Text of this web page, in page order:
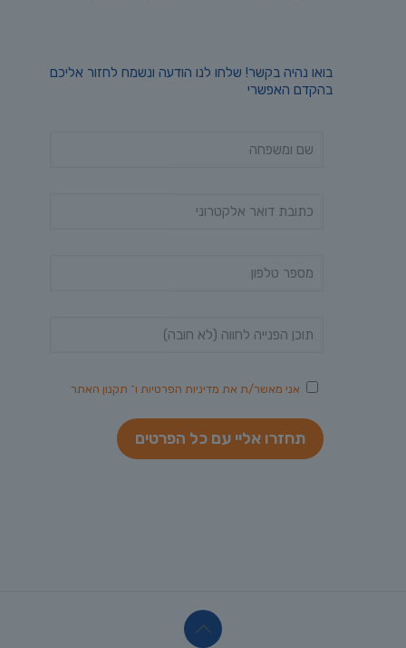
בואו נהיה בקשר! שלחו לנו הודעה ונשמח לחזור אליכם
בהקדם האפשרי
אני מאשר/ת את מדיניות הפרטיות ו־ תקנון האתר